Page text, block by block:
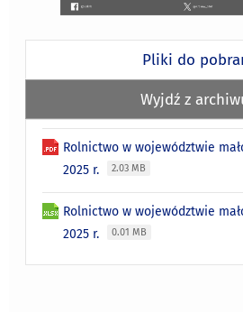
Pliki do
Wyjdź z
Rolnictwo w województwie
2025 r.
2.03 MB
Rolnictwo w województwie
2025 r.
0.01 MB